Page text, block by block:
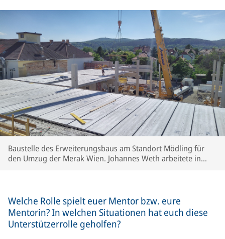
Baustelle des Erweiterungsbaus am Standort Mödling für
den Umzug der Merak Wien. Johannes Weth arbeitete in
Welche Rolle spielt euer Mentor bzw. eure
Mentorin? In welchen Situationen hat euch diese
Unterstützerrolle geholfen?